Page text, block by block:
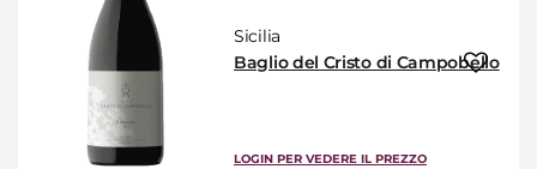
Sicilia
Baglio del Cristo di Campobello
LOGIN PER VEDERE IL PREZZO